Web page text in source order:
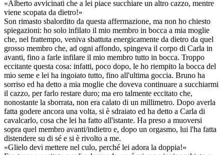
«Alberto avvicinati che a lei piace succhiare un altro cazzo, mentre
viene scopata da dietro!»
Son rimasto sbalordito da questa affermazione, ma non ho chiesto
spiegazioni: ho solo infilato il mio membro in bocca a mia moglie
che, nel frattempo, veniva sbattuta energicamente da dietro da quel
grosso membro che, ad ogni affondo, spingeva il corpo di Carla in
avanti, fino a farle infilare il mio membro tutto in bocca. Troppo
eccitante questa cosa: infatti, poco dopo, le ho riempito la bocca del
mio seme e lei ha ingoiato tutto, fino all'ultima goccia. Bruno ha
sorriso ed ha detto a mia moglie che doveva continuare a succhiarmi
il cazzo, per farlo restare duro; ma ero talmente eccitato che,
nonostante la sborrata, non era calato di un millimetro. Dopo averla
fatta godere ancora una volta, si è sdraiato ed ha detto a Carla di
cavalcarlo, cosa che lei ha fatto all'istante. Ha preso a muoversi
sopra quel membro avanti/indietro e, dopo un orgasmo, lui l'ha fatta
distendere su di sé e si è rivolto a me.
«Glielo devi mettere nel culo, perché lei adora la doppia!»